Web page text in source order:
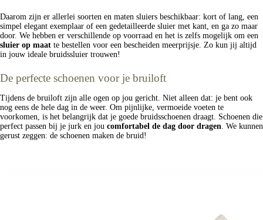
Daarom zijn er allerlei soorten en maten sluiers beschikbaar: kort of lang, een
simpel elegant exemplaar of een gedetailleerde sluier met kant, en ga zo maar
door. We hebben er verschillende op voorraad en het is zelfs mogelijk om een
sluier op maat te bestellen voor een bescheiden meerprijsje. Zo kun jij altijd
in jouw ideale bruidssluier trouwen!
De perfecte schoenen voor je bruiloft
Tijdens de bruiloft zijn alle ogen op jou gericht. Niet alleen dat: je bent ook
nog eens de hele dag in de weer. Om pijnlijke, vermoeide voeten te
voorkomen, is het belangrijk dat je goede bruidsschoenen draagt. Schoenen die
perfect passen bij je jurk en jou comfortabel de dag door dragen. We kunnen
gerust zeggen: de schoenen maken de bruid!